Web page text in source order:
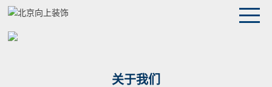
关于我们